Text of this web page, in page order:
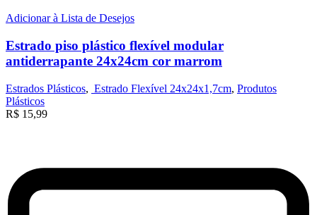
Adicionar à Lista de Desejos
Estrado piso plástico flexível modular
antiderrapante 24x24cm cor marrom
Estrados Plásticos, Estrado Flexível 24x24x1,7cm, Produtos
Plásticos
R$ 15,99